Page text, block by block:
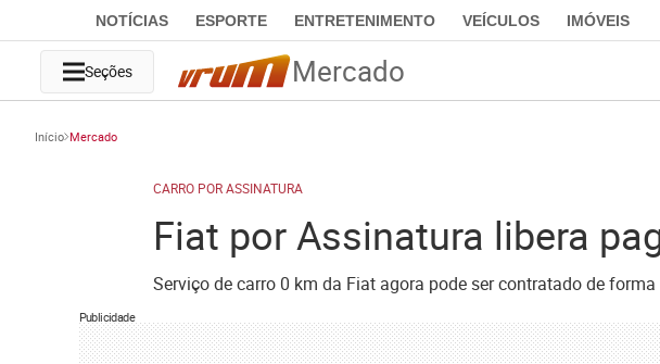
NOTÍCIAS ESPORTE ENTRETENIMENTO VEÍCULOS IMÓVEIS
Seções Mercado
Início Mercado
CARRO POR ASSINATURA
Fiat por Assinatura libera
Serviço de carro 0 km da Fiat agora pode ser contratado de
Publicidade